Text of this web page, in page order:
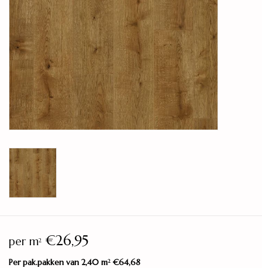
Legservice
Showroom
Merken
per m2 €26,95
Per pak.pakken van 2,40 m2 €64,68